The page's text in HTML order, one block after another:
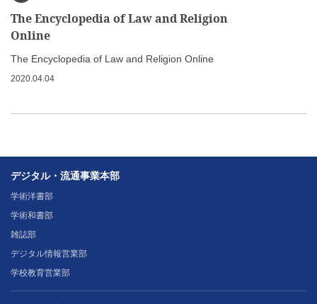
The Encyclopedia of Law and Religion
Online
The Encyclopedia of Law and Religion Online
2020.04.04
デジタル・流通事業本部
学術洋書部
学術和書部
雑誌部
デジタル情報営業部
学校教育営業部